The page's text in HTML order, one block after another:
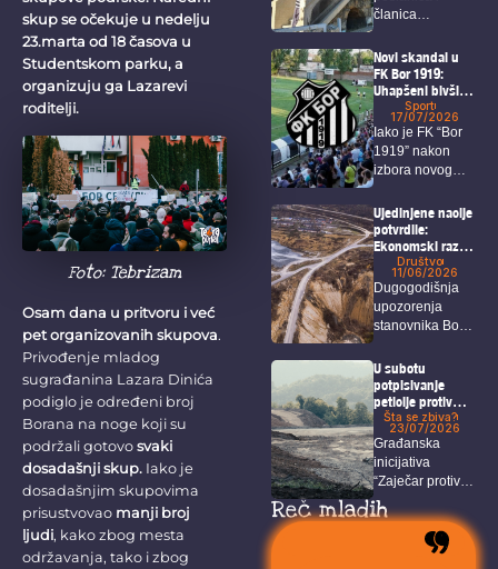
skup se očekuje u nedelju
23.marta od 18 časova u
Studentskom parku, a
organizuju ga Lazarevi
roditelji.
Foto: Tebrizam
Osam dana u pritvoru i već
pet organizovanih skupova.
Privođenje mladog
sugrađanina Lazara Dinića
podiglo je određeni broj
Borana na noge koji su
podržali gotovo svaki
dosadašnji skup. Iako je
dosadašnjim skupovima
prisustvovao manji broj
ljudi, kako zbog mesta
održavanja, tako i zbog
članica
Irena Živković,
na društvenim...
Novi skandal u
FK Bor 1919:
Uhapšeni bivši
predsednik,
sekretar i igrači
Sport
17/07/2026
Iako je FK “Bor
1919” nakon
izbora novog
Ujedinjene nacije
potvrdile:
Ekonomski razvoj
u Borskom
okrugu nije
usklađen sa
zaštitom ljudskih
prava i životne
Društvo
11/06/2026
Dugogodišnja
upozorenja
stanovnika Bora,
sela o
posledicama...
U subotu
potpisivanje
peticije protiv
potencijalnog
štetnog
rudarenja
nadomak
Zaječara
Šta se zbiva?
23/07/2026
Građanska
inicijativa
“Zaječar protiv
rudnika, ne
želim da se
Reč mladih